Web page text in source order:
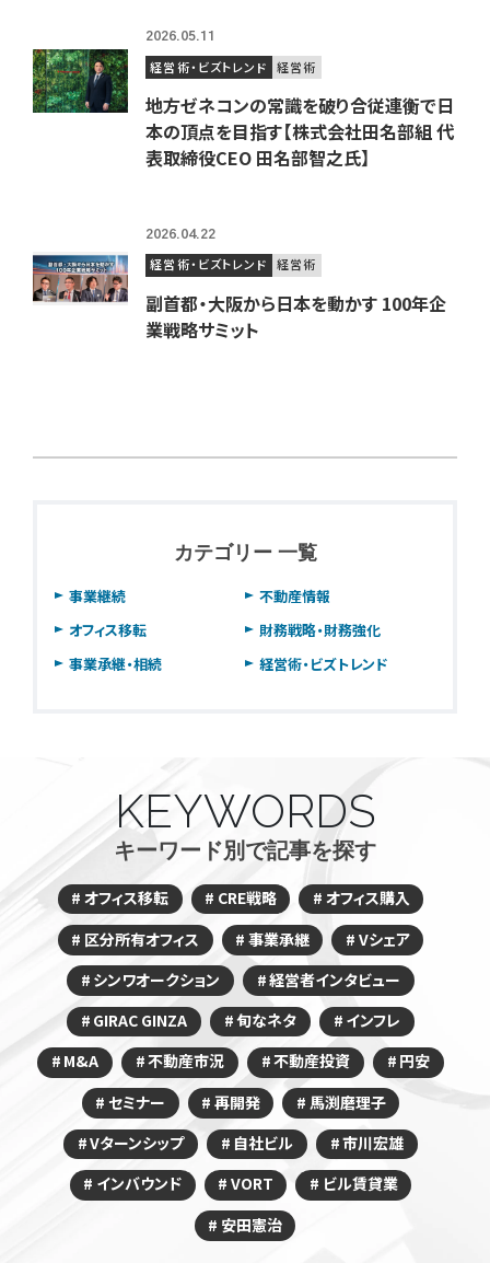
2026.05.11
経営術・ビズトレンド 経営術
地方ゼネコンの常識を破り合従連衡で日
本の頂点を目指す【株式会社田名部組 代
表取締役CEO 田名部智之氏】
2026.04.22
経営術・ビズトレンド 経営術
副首都・大阪から日本を動かす 100年企
業戦略サミット
カテゴリー 一覧
事業継続
不動産情報
オフィス移転
財務戦略・財務強化
事業承継・相続
経営術・ビズトレンド
キーワード別で記事を探す
KEYWORDS
オフィス移転 CRE戦略
オフィス購入
区分所有オフィス
事業承継
Vシェア
シンワオークション
経営者インタビュー
GIRAC GINZA
旬なネタ
インフレ
M&A
不動産市況 不動産投資
円安
セミナー
再開発
馬渕磨理子
Vターンシップ
自社ビル
市川宏雄
インバウンド
VORT
ビル賃貸業
安田憲治